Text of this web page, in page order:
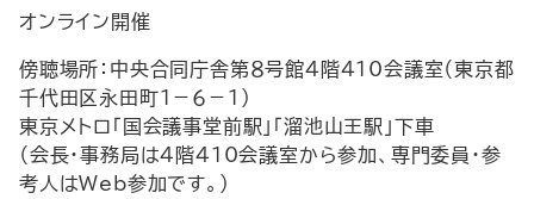
オンライン開催
傍聴場所：中央合同庁舎第８号館４階410会議室（東京都
千代田区永田町１－６－１）
東京メトロ「国会議事堂前駅」「溜池山王駅」下車
（会長・事務局は４階410会議室から参加、専門委員・参
考人はWeb参加です。）